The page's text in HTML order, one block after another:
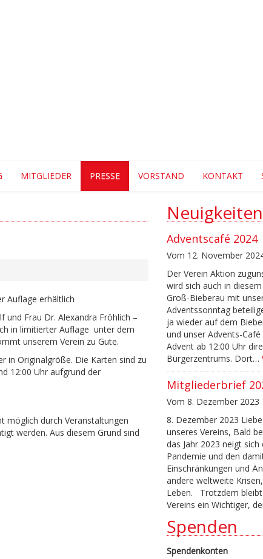
MITGLIEDER PRESSE VORSTAND KONTAKT
Auflage erhältlich
und Frau Dr. Alexandra Fröhlich –
in limitierter Auflage unter dem
unserem Verein zu Gute.
in Originalgröße. Die Karten sind zu
12:00 Uhr aufgrund der
möglich durch Veranstaltungen
werden. Aus diesem Grund sind
Neuigkeiten
Adventscafé 2024
Vom 12. November
Der Verein Aktion
wird sich auch in
Groß-Bieberau mit
Adventssonntag
ja wieder auf dem
und unser Advents-
Advent ab 12:00 Uhr
Bürgerzentrums. Dort…
Mitgliederbrief
Vom 8. Dezember 2023
8. Dezember 2023
unseres Vereins, Bald
das Jahr 2023 neigt
Pandemie und den
Einschränkungen und
andere weltweite
Leben. Trotzdem bleibt
Vereins ein Wichtiger,
Spenden
Spendenkonten